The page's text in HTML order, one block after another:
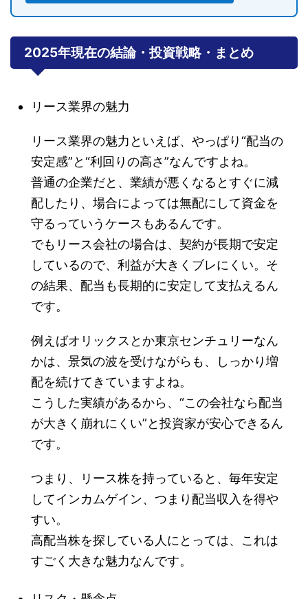
2025年現在の結論・投資戦略・まとめ
リース業界の魅力
リース業界の魅力といえば、やっぱり“配当の
安定感”と“利回りの高さ”なんですよね。
普通の企業だと、業績が悪くなるとすぐに減
配したり、場合によっては無配にして資金を
守るっていうケースもあるんです。
でもリース会社の場合は、契約が長期で安定
しているので、利益が大きくブレにくい。そ
の結果、配当も長期的に安定して支払えるん
です。
例えばオリックスとか東京センチュリーなん
かは、景気の波を受けながらも、しっかり増
配を続けてきていますよね。
こうした実績があるから、“この会社なら配当
が大きく崩れにくい”と投資家が安心できるん
です。
つまり、リース株を持っていると、毎年安定
してインカムゲイン、つまり配当収入を得や
すい。
高配当株を探している人にとっては、これは
すごく大きな魅力なんです。